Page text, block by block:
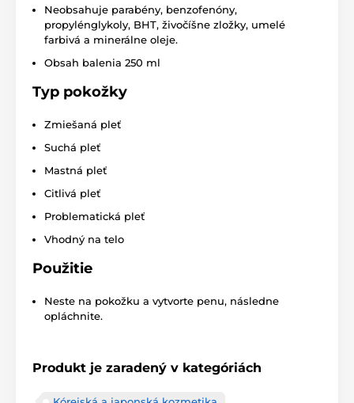
Neobsahuje parabény, benzofenóny,
propylénglykoly, BHT, živočíšne zložky, umelé
farbivá a minerálne oleje.
Obsah balenia 250 ml
Typ pokožky
Zmiešaná pleť
Suchá pleť
Mastná pleť
Citlivá pleť
Problematická pleť
Vhodný na telo
Použitie
Neste na pokožku a vytvorte penu, následne
opláchnite.
Produkt je zaradený v kategóriách